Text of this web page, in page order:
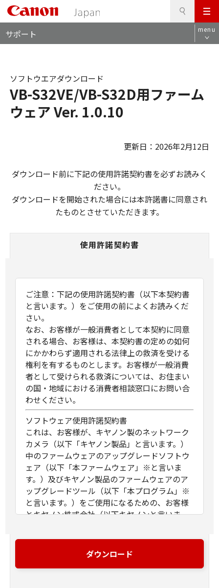
メ
ニ
ュ
サポート menu
VB-S32VE/VB-S32D用ファーム
ウェア Ver. 1.0.10
ソフトウエアダウンロード
更新日：2026年2月12日
ダウンロード前に下記の使用許諾契約書を必ずお読みく
ださい。
ダウンロードを開始された場合には本許諾書に同意され
たものとさせていただきます。
使用許諾契約書
ご注意：下記の使用許諾契約書（以下本契約書
と言います。）をご使用の前によくお読みくだ
さい。
なお、お客様が一般消費者として本契約に同意
される場合、お客様は、本契約書の定めの如何
にかかわらず適用される法律上の救済を受ける
権利を有するものとします。お客様が一般消費
者として受けられる救済については、お住まい
の国・地域における消費者相談窓口にお問い合
わせください。
ソフトウェア使用許諾契約書
これは、お客様が、キヤノン製のネットワーク
カメラ（以下「キヤノン製品」と言います。）
中のファームウェアのアップグレードソフトウ
ェア（以下「本ファームウェア」※と言いま
す。）及びキヤノン製品のファームウェアのア
ップグレードツール（以下「本プログラム」※
と言います。）をご使用になるための、お客様
とキヤノン株式会社（以下キヤノンと言いま
ァームウェア」及び「本プログラム」をダウン
ロードした後、インストールまたはご使用の際
に表示される『同意する』のボタンをクリック
ダウンロード